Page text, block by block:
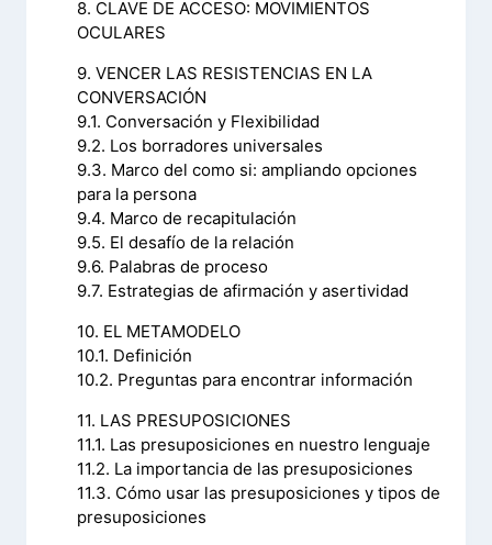
8. CLAVE DE ACCESO: MOVIMIENTOS
OCULARES
9. VENCER LAS RESISTENCIAS EN LA
CONVERSACIÓN
9.1. Conversación y Flexibilidad
9.2. Los borradores universales
9.3. Marco del como si: ampliando opciones
para la persona
9.4. Marco de recapitulación
9.5. El desafío de la relación
9.6. Palabras de proceso
9.7. Estrategias de afirmación y asertividad
10. EL METAMODELO
10.1. Definición
10.2. Preguntas para encontrar información
11. LAS PRESUPOSICIONES
11.1. Las presuposiciones en nuestro lenguaje
11.2. La importancia de las presuposiciones
11.3. Cómo usar las presuposiciones y tipos de
presuposiciones